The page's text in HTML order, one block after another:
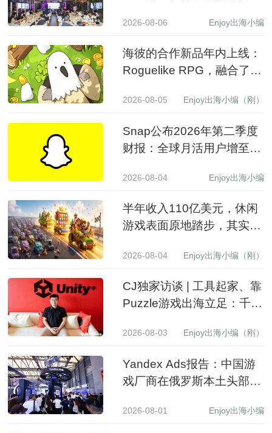
2026-08-06 Enjoy出海小编
海彼的合作新品年内上线：
Roguelike RPG，融合了
2026-08-05 Enjoy出海小编（刚）
Snap公布2026年第二季度
财报：全球月活用户增至
至15.99亿美元
2026-08-04 Enjoy出海小编
半年收入110亿美元，休闲
游戏表面原地踏步，其实已
2026-08-04 Enjoy出海小编（刚）
CJ独家访谈 | 工具起家、靠
Puzzle游戏出海立足：千万
2026-08-03 Enjoy出海小编（刚）
Yandex Ads报告：中国游
戏厂商在俄罗斯本土头部应
2026-08-01 Enjoy出海小编